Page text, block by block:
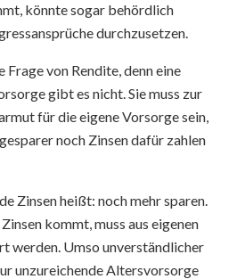
könnte sogar behördlich
durchzusetzen.
von Rendite, denn eine
gibt es nicht. Sie muss zur
für die eigene Vorsorge sein,
noch Zinsen dafür zahlen
Zinsen heißt: noch mehr sparen.
kommt, muss aus eigenen
werden. Umso unverständlicher
unzureichende Altersvorsorge